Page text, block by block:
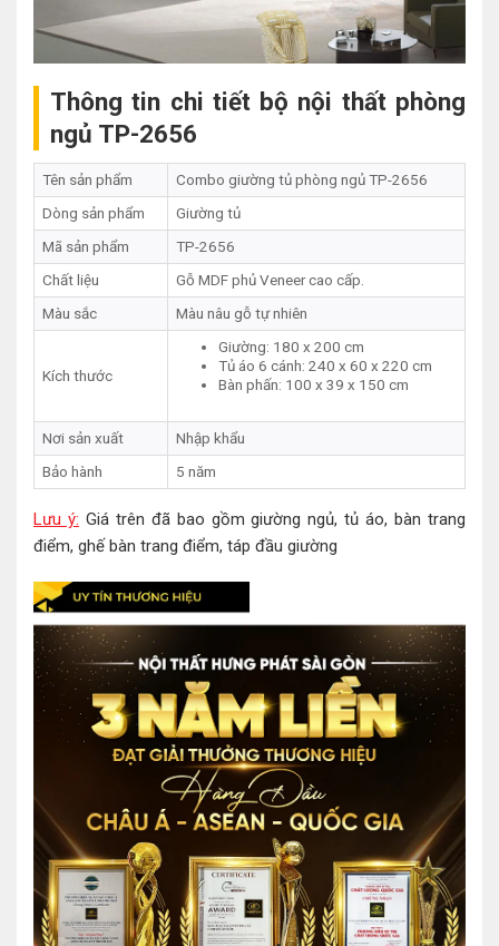
Thông tin chi tiết bộ nội thất phòng
ngủ TP-2656
Tên sản phẩm
Combo giường tủ phòng ngủ TP-2656
Dòng sản phẩm
Giường tủ
Mã sản phẩm
TP-2656
Chất liệu
Gỗ MDF phủ Veneer cao cấp.
Màu sắc
Màu nâu gỗ tự nhiên
Kích thước
Giường: 180 x 200 cm
Tủ áo 6 cánh: 240 x 60 x 220 cm
Bàn phấn: 100 x 39 x 150 cm
Nơi sản xuất
Nhập khẩu
Bảo hành
5 năm
Lưu ý: Giá trên đã bao gồm giường ngủ, tủ áo, bàn trang
điểm, ghế bàn trang điểm, táp đầu giường